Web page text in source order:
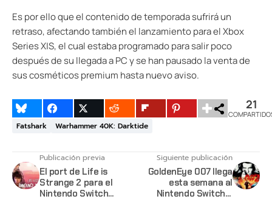
Es por ello que el contenido de temporada sufrirá un
retraso, afectando también el lanzamiento para el Xbox
Series X|S, el cual estaba programado para salir poco
después de su llegada a PC y se han pausado la venta de
sus cosméticos premium hasta nuevo aviso.
21
Fatshark Warhammer 40K: Darktide
Publicación previa
El port de Life is
Strange 2 para el
Nintendo Switch
Siguiente publicación
GoldenEye 007 llega
esta semana al
Nintendo Switch y